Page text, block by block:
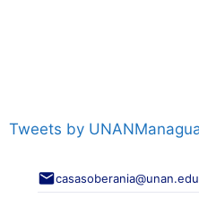
Tweets by